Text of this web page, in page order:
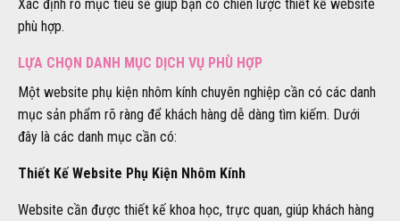
Xác định rõ mục tiêu sẽ giúp bạn có chiến lược thiết kế website
phù hợp.
LỰA CHỌN DANH MỤC DỊCH VỤ PHÙ HỢP
Một website phụ kiện nhôm kính chuyên nghiệp cần có các danh
mục sản phẩm rõ ràng để khách hàng dễ dàng tìm kiếm. Dưới
đây là các danh mục cần có:
Thiết Kế Website Phụ Kiện Nhôm Kính
Website cần được thiết kế khoa học, trực quan, giúp khách hàng